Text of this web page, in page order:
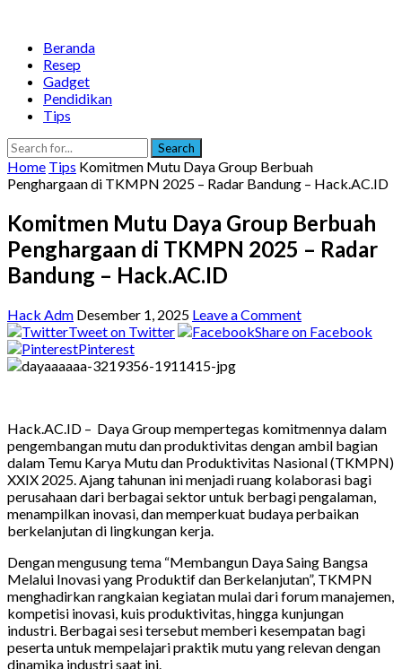
Beranda
Resep
Gadget
Pendidikan
Tips
Search
Home Tips Komitmen Mutu Daya Group Berbuah
Penghargaan di TKMPN 2025 – Radar Bandung – Hack.AC.ID
Komitmen Mutu Daya Group Berbuah
Penghargaan di TKMPN 2025 – Radar
Bandung – Hack.AC.ID
Hack Adm Desember 1, 2025 Leave a Comment
Tweet on Twitter
Share on Facebook
Pinterest
Hack.AC.ID – Daya Group mempertegas komitmennya dalam
pengembangan mutu dan produktivitas dengan ambil bagian
dalam Temu Karya Mutu dan Produktivitas Nasional (TKMPN)
XXIX 2025. Ajang tahunan ini menjadi ruang kolaborasi bagi
perusahaan dari berbagai sektor untuk berbagi pengalaman,
menampilkan inovasi, dan memperkuat budaya perbaikan
berkelanjutan di lingkungan kerja.
Dengan mengusung tema “Membangun Daya Saing Bangsa
Melalui Inovasi yang Produktif dan Berkelanjutan”, TKMPN
menghadirkan rangkaian kegiatan mulai dari forum manajemen,
kompetisi inovasi, kuis produktivitas, hingga kunjungan
industri. Berbagai sesi tersebut memberi kesempatan bagi
peserta untuk mempelajari praktik mutu yang relevan dengan
dinamika industri saat ini.